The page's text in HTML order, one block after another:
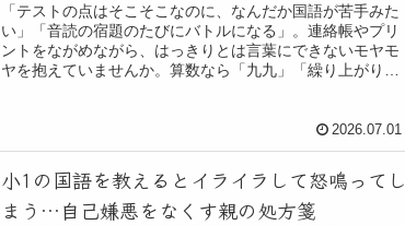
「テストの点はそこそこなのに、なんだか国語が苦手みた
い」「音読の宿題のたびにバトルになる」。連絡帳やプリ
ントをながめながら、はっきりとは言葉にできないモヤモ
ヤを抱えていませんか。算数なら「九九」「繰り上がり」
2026.07.01
小1の国語を教えるとイライラして怒鳴ってし
まう…自己嫌悪をなくす親の処方箋